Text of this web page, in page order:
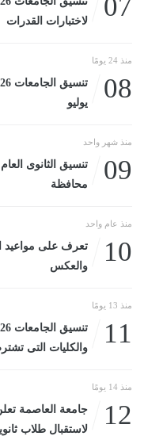
07
لاختبارات القدرات
منذ 24 يومًا
08
يوليو
منذ شهر واحد
09
محافظة
منذ عام واحد
10
تعرف على مواعيد
والعكس
منذ 13 يومًا
11
والكليات التى
منذ 14 يومًا
12
جامعة العاصمة
لاستقبال طلاب ثانوية